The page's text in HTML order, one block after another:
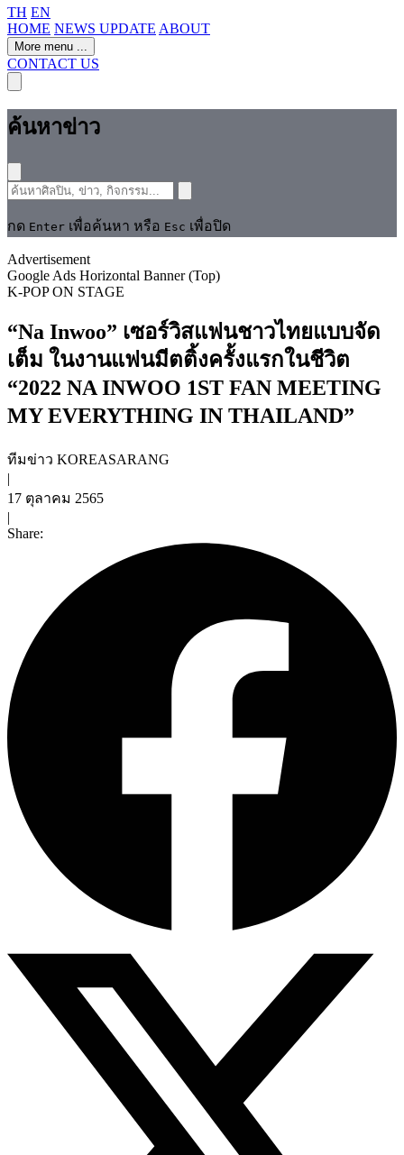
TH EN
HOME NEWS UPDATE ABOUT
More menu ...
CONTACT US
ค้นหาข่าว
กด Enter เพื่อค้นหา หรือ Esc เพื่อปิด
Advertisement
Google Ads Horizontal Banner (Top)
K-POPON STAGE
“Na Inwoo” เซอร์วิสแฟนชาวไทยแบบจัด
เต็ม ในงานแฟนมีตติ้งครั้งแรกในชีวิต
“2022 NA INWOO 1ST FAN MEETING
MY EVERYTHING IN THAILAND”
ทีมข่าว KOREASARANG
|
17 ตุลาคม 2565
|
Share: